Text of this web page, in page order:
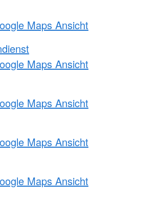
Maps Ansicht
Maps Ansicht
Maps Ansicht
Maps Ansicht
Maps Ansicht